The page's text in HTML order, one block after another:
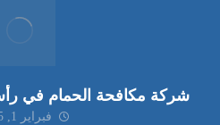
شركة مكافحة الحمام في رأس
فبراير 1, 2025